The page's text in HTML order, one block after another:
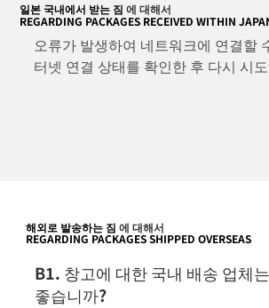
일본 국내에서 받는 짐에 대해서
REGARDING PACKAGES RECEIVED WITHIN
오류가 발생하여 네트워크에 연결할
터넷 연결 상태를 확인한 후 다시 시
해외로 발송하는 짐 에 대해서
REGARDING PACKAGES SHIPPED OVERSEAS
B1. 창고에 대한 국내 배송 업체
좋습니까?